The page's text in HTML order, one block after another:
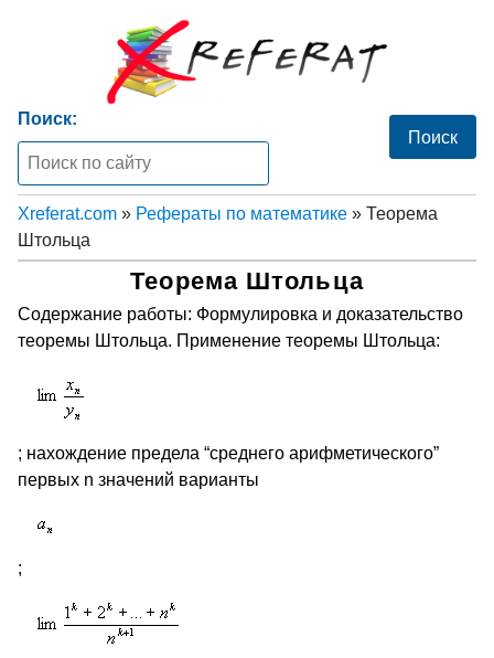
Поиск:
Xreferat.com » Рефераты по математике » Теорема
Штольца
Теорема Штольца
Содержание работы: Формулировка и доказательство
теоремы Штольца. Применение теоремы Штольца:
; нахождение предела “среднего арифметического”
первых n значений варианты
;